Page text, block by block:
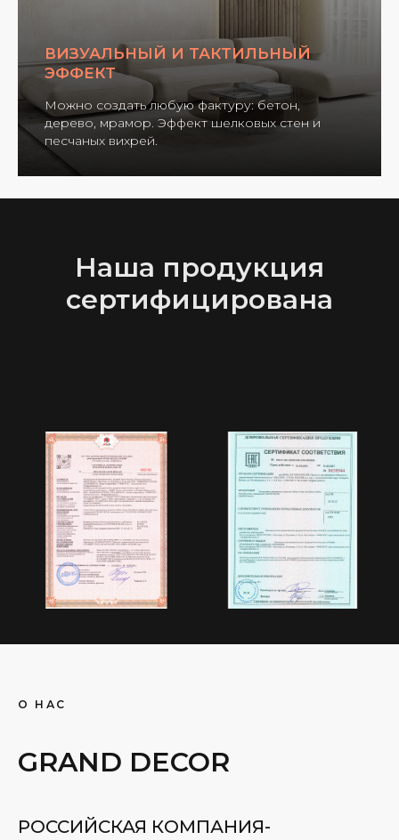
ВИЗУАЛЬНЫЙ И ТАКТИЛЬНЫЙ
ЭФФЕКТ
Можно создать любую фактуру: бетон,
дерево, мрамор. Эффект шелковых стен и
песчаных вихрей.
Наша продукция
сертифицирована
О НАС
GRAND DECOR
РОССИЙСКАЯ КОМПАНИЯ-